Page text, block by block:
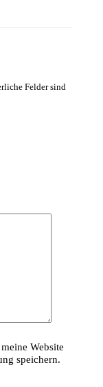
Felder sind
Website
speichern.